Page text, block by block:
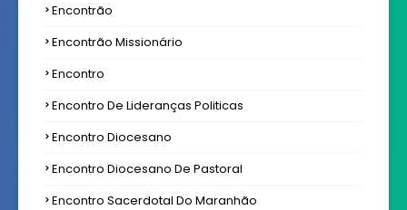
Encontrão
Encontrão Missionário
Encontro
Encontro De Lideranças Politicas
Encontro Diocesano
Encontro Diocesano De Pastoral
Encontro Sacerdotal Do Maranhão